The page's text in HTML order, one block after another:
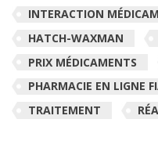
INTERACTION
HATCH-WAXMAN
PRIX MÉDICAMENTS
PHARMACIE EN LIGNE
TRAITEMENT